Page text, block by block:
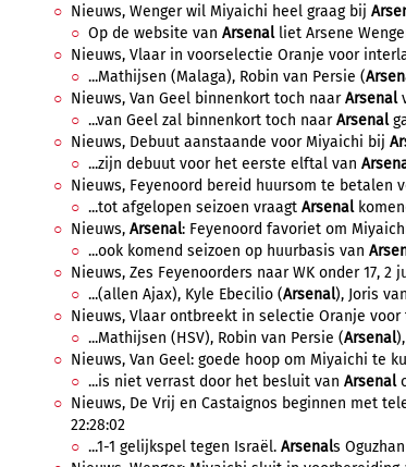
Nieuws, Wenger wil Miyaichi heel graag bij
Op de website van Arsenalliet Arsene
Nieuws, Vlaar in voorselectie Oranje voor
...Mathijsen (Malaga), Robin van Persie (
Nieuws, Van Geel binnenkort toch naarArsenal
...van Geel zal binnenkort toch naarArsenal
Nieuws, Debuut aanstaande voor Miyaichi bij
...zijn debuut voor het eerste elftal van
Nieuws, Feyenoord bereid huursom te betalen
...tot afgelopen seizoen vraagt Arsenal
Nieuws, Arsenal: Feyenoord favoriet om
...ook komend seizoen op huurbasis van
Nieuws, Zes Feyenoorders naar WK onder 17, 2
...(allen Ajax), Kyle Ebecilio (Arsenal), Joris
Nieuws, Vlaar ontbreekt in selectie Oranje voor
...Mathijsen (HSV), Robin van Persie (Arsenal
Nieuws, Van Geel: goede hoop om Miyaichi te
...is niet verrast door het besluit van Arsenal
Nieuws, De Vrij en Castaignos beginnen met
22:28:02
...1-1 gelijkspel tegen Israël. Arsenals